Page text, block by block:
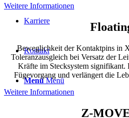
Karriere
Kontakt
Menü Menü
Weitere Informationen
Beweglichkeit der Kontaktpins in
Toleranzausgleich bei Versatz der
Kräfte im Stecksystem signifikant.
Fügevorgang und verlängert die
Weitere Informationen
Z-